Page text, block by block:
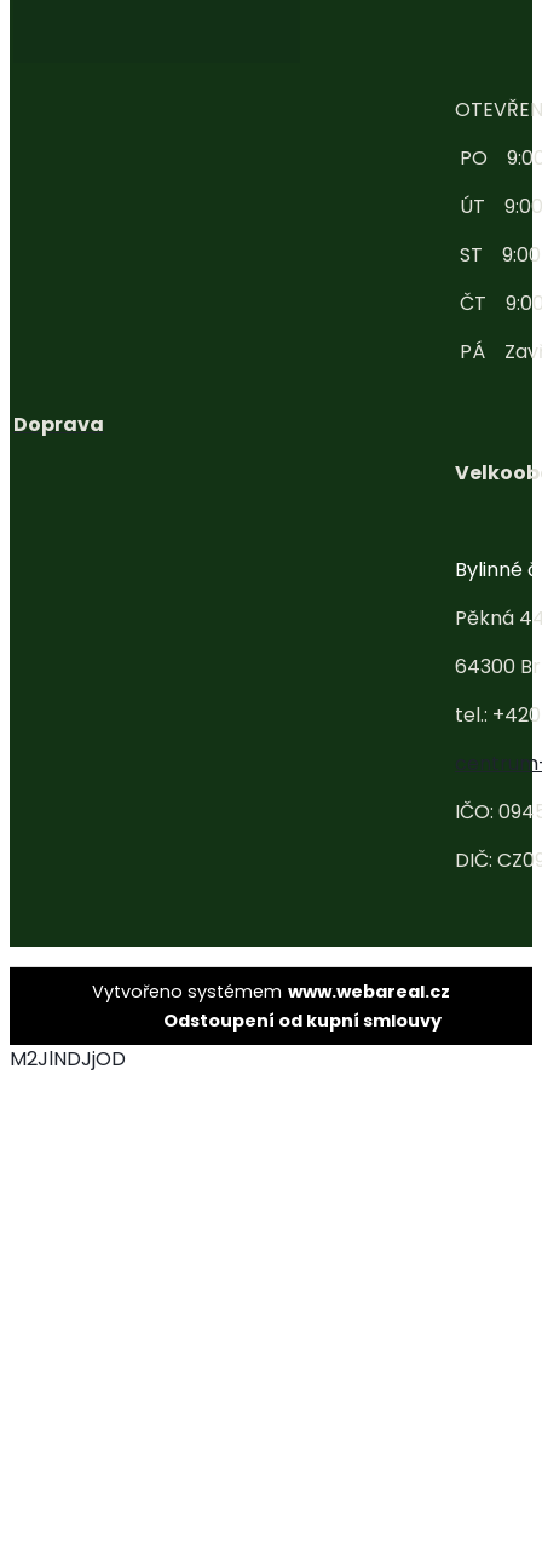
PO
ÚT 9:00
ST 9:00
ČT 9:00
PÁ
Doprava
Bylinné
Pěkná
64300
tel.:
IČO:
DIČ:
Vytvořeno systémem www.webareal.cz
Odstoupení od kupní smlouvy
M2JlNDJjOD